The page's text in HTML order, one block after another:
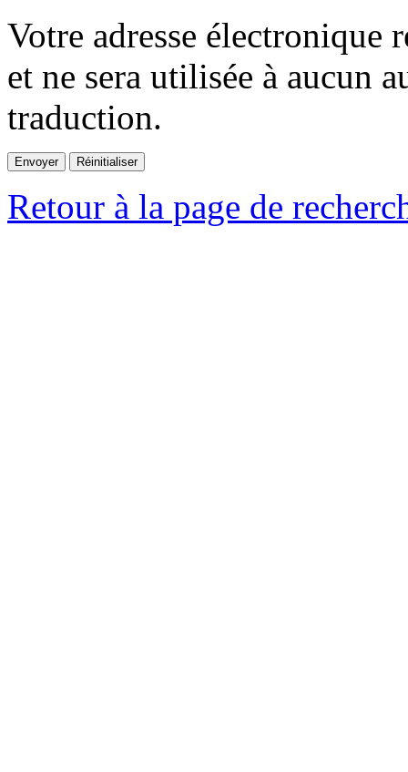
Votre adresse électronique
et ne sera utilisée à aucun
traduction.
Retour à la page de